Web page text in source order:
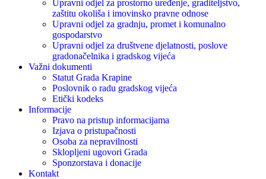
Upravni odjel za prostorno uređenje, graditeljstvo,
zaštitu okoliša i imovinsko pravne odnose
Upravni odjel za gradnju, promet i komunalno
gospodarstvo
Upravni odjel za društvene djelatnosti, poslove
gradonačelnika i gradskog vijeća
Važni dokumenti
Statut Grada Krapine
Poslovnik o radu gradskog vijeća
Etički kodeks
Informacije
Pravo na pristup informacijama
Izjava o pristupačnosti
Osoba za nepravilnosti
Sklopljeni ugovori Grada
Sponzorstava i donacije
Kontakt